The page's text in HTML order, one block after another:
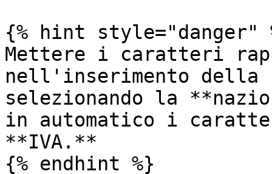
{% hint style="danger"
Mettere i caratteri
nell'inserimento
selezionando la
in automatico i
**IVA.**
{% endhint %}